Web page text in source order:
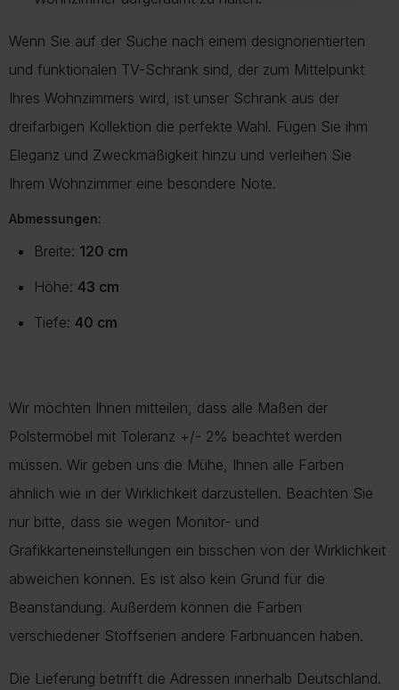
Wenn Sie auf der Suche nach einem designorientierten
und funktionalen TV-Schrank sind, der zum Mittelpunkt
Ihres Wohnzimmers wird, ist unser Schrank aus der
dreifarbigen Kollektion die perfekte Wahl. Fügen Sie ihm
Eleganz und Zweckmäßigkeit hinzu und verleihen Sie
Ihrem Wohnzimmer eine besondere Note.
Abmessungen:
Breite: 120 cm
Höhe: 43 cm
Tiefe: 40 cm
Wir möchten Ihnen mitteilen, dass alle Maßen der
Polstermöbel mit Toleranz +/- 2% beachtet werden
müssen. Wir geben uns die Mühe, Ihnen alle Farben
ähnlich wie in der Wirklichkeit darzustellen. Beachten Sie
nur bitte, dass sie wegen Monitor- und
Grafikkarteneinstellungen ein bisschen von der Wirklichkeit
abweichen können. Es ist also kein Grund für die
Beanstandung. Außerdem können die Farben
verschiedener Stoffserien andere Farbnuancen haben.
Die Lieferung betrifft die Adressen innerhalb Deutschland.